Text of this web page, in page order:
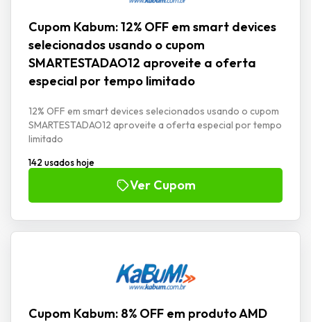
Cupom Kabum: 12% OFF em smart devices
selecionados usando o cupom
SMARTESTADAO12 aproveite a oferta
especial por tempo limitado
12% OFF em smart devices selecionados usando o cupom
SMARTESTADAO12 aproveite a oferta especial por tempo
limitado
142 usados hoje
Ver Cupom
Cupom Kabum: 8% OFF em produto AMD